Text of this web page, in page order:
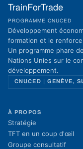
TrainForTrade
PROGRAMME CNUCED
Développement
formation et le
Un programme phare
Nations Unies sur le
développement.
CNUCED | GENÈVE,
À PROPOS
Stratégie
TFT en un coup d'œil
Groupe consultatif